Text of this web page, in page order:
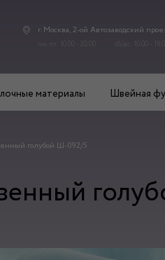
г. Москва, 2-ой Автозаводский
материалы Швейная
голубой Ш-092/5